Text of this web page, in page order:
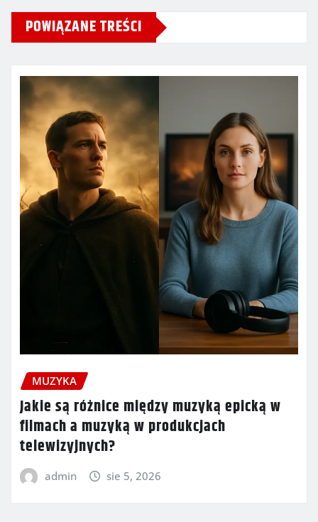
POWIĄZANE TREŚCI
MUZYKA
Jakie są różnice między muzyką epicką w
filmach a muzyką w produkcjach
telewizyjnych?
admin sie 5, 2026